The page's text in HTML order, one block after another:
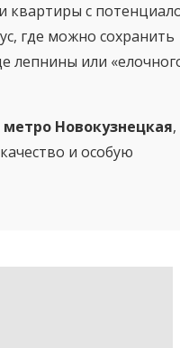
квартиры с
где можно сохранить
лепнины или
метро Новокузнецкая
и особую